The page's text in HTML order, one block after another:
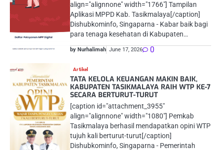
align="alignnone" width="1766"] Tampilan
Aplikasi MPPD Kab. Tasikmalaya[/caption]
Dishubkominfo, Singaparna - Kabar baik bagi
para tenaga kesehatan di Kabupaten…
by Nurhalimah June 17, 2026 0
Artikel
TATA KELOLA KEUANGAN MAKIN BAIK,
KABUPATEN TASIKMALAYA RAIH WTP KE-7
SECARA BERTURUT-TURUT
[caption id="attachment_3955"
align="alignnone" width="1080"] Pemkab
Tasikmalaya berhasil mendapatkan opini WTP
tujuh kali berturut-turut[/caption]
Dishubkominfo, Singaparna - Pemerintah